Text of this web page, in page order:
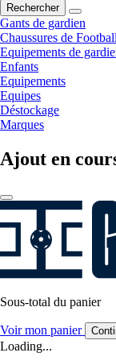
Rechercher
Gants de gardien
Chaussures de
Equipements de
Enfants
Equipements
Equipes
Déstockage
Marques
Ajout en
Sous-total du panier
Voir mon panier
Loading...